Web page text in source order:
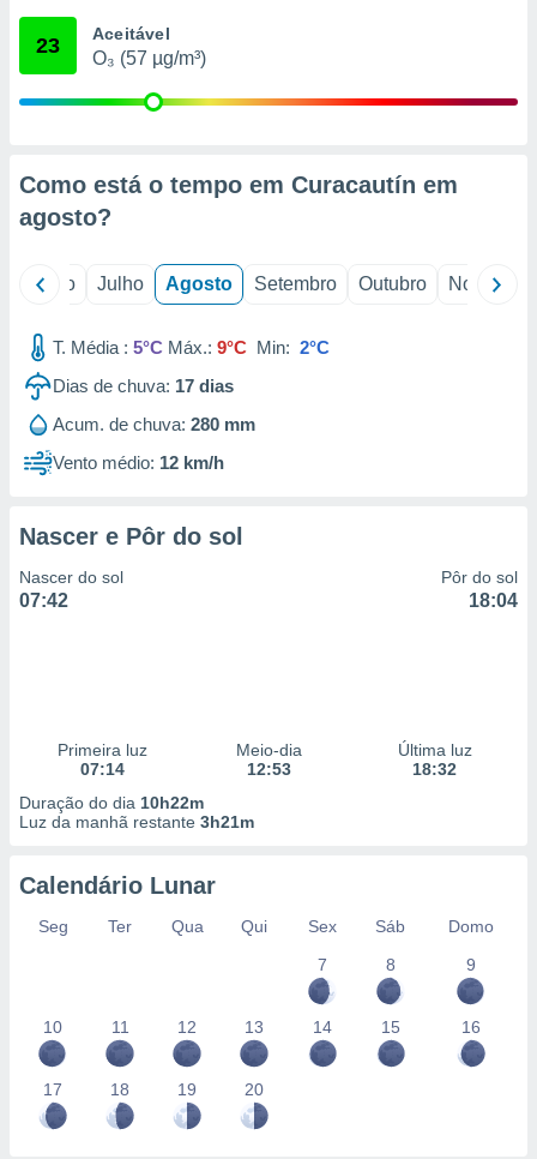
através
1199
23 Aceitável
O₃ (57 µg/m³)
Como está o tempo em Curacautín em
agosto?
Junho Julho Agosto Setembro Outubro Novembro
T. Média : 5°C Máx.: 9°C Min: 2°C
Dias de chuva: 17 dias
Acum. de chuva: 280 mm
Vento médio: 12 km/h
Nascer e Pôr do sol
Nascer do sol
07:42
Pôr do sol
18:04
Primeira luz
07:14
Meio-dia
12:53
Última luz
18:32
Duração do dia 10h22m
Luz da manhã restante 3h21m
Calendário Lunar
Seg Ter Qua Qui Sex Sáb
Domo
7
8 9
10 11 12 13 14 15 16
17 18 19 20